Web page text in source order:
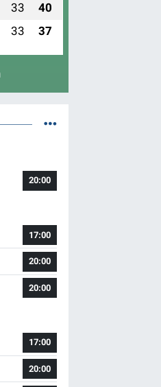
33 40
33 37
20:00
17:00
20:00
20:00
17:00
20:00